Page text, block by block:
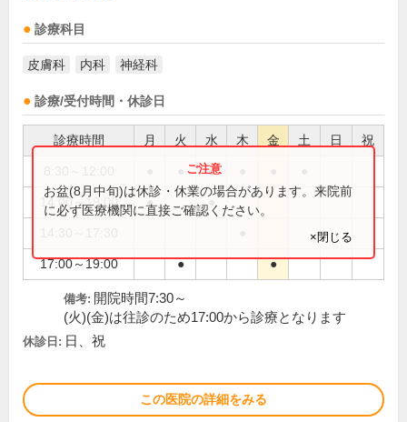
診療科目
皮膚科 内科 神経科
診療/受付時間・休診日
診療時間 月 火 水 木 金 土 日 祝
●
14:00～19:00 ● ●
17:00～19:00 ● ●
お盆(8月中旬)は休診・休業の場合があります。来院前
に必ず医療機関に直接ご確認ください。
×閉じる
備考: 開院時間7:30～
(火)(金)は往診のため17:00から診療となります
休診日: 日、祝
この医院の詳細をみる